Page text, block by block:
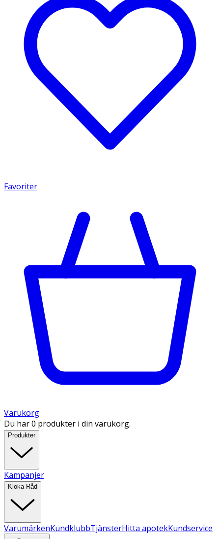
Favoriter
Varukorg
Du har 0 produkter i din varukorg.
Produkter
Kampanjer
Kloka Råd
VarumärkenKundklubbTjänsterHitta apotekKundservice